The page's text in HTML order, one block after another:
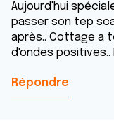
Aujourd'hui
passer son tep
après.. Cottage a
d'ondes positives..
Répondre